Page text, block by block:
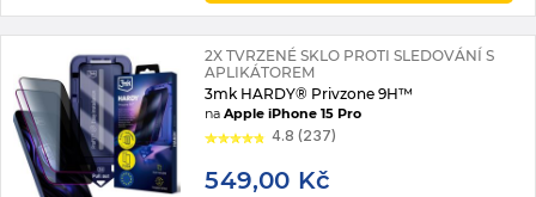
2X TVRZENÉ SKLO PROTI SLEDOVÁNÍ S
APLIKÁTOREM
3mk HARDY® Privzone 9H™
naApple iPhone 15 Pro
4.8 (237)
549,00 Kč